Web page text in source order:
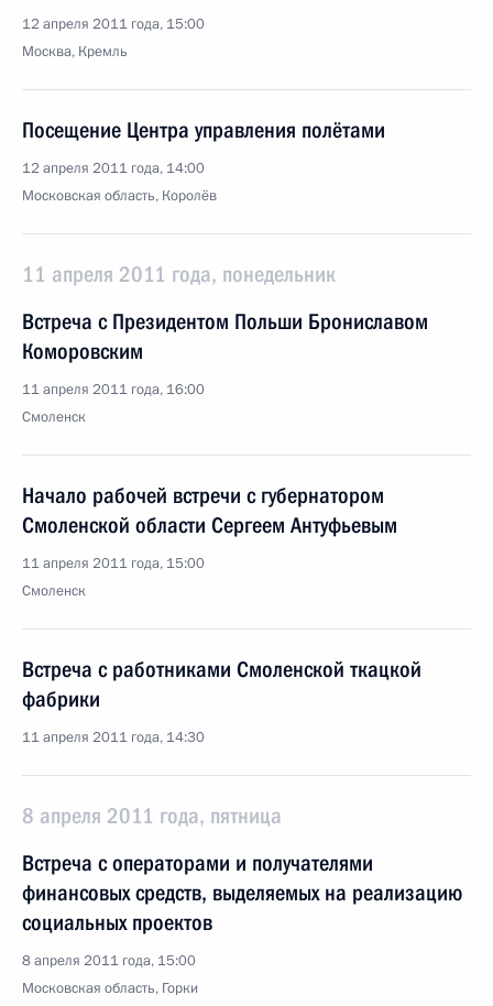
12 апреля 2011 года, 15:00
Москва, Кремль
Посещение Центра управления полётами
12 апреля 2011 года, 14:00
Московская область, Королёв
11 апреля 2011 года, понедельник
Встреча с Президентом Польши Брониславом
Коморовским
11 апреля 2011 года, 16:00
Смоленск
Начало рабочей встречи с губернатором
Смоленской области Сергеем Антуфьевым
11 апреля 2011 года, 15:00
Смоленск
Встреча с работниками Смоленской ткацкой
фабрики
11 апреля 2011 года, 14:30
8 апреля 2011 года, пятница
Встреча с операторами и получателями
финансовых средств, выделяемых на реализацию
социальных проектов
8 апреля 2011 года, 15:00
Московская область, Горки